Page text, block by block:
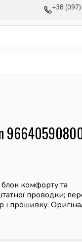
+38
комфорту та
проводки;
прошивку.